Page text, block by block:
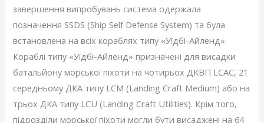
завершення випробувань система одержала
позначення SSDS (Ship Self Defense System) та була
встановлена ​​на всіх кораблях типу «Уїдбі-Айленд».
Кораблі типу «Уїдбі-Айленд» призначені для висадки
батальйону морської піхоти на чотирьох ДКВП LCAC, 21
середньому ДКА типу LCM (Landing Craft Medium) або на
трьох ДКА типу LCU (Landing Craft Utilities). Крім того,
підрозділи морської піхоти могли бути висаджені на 64